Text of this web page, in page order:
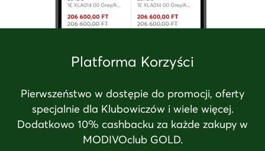
Platforma Korzyści
Pierwszeństwo w dostępie do promocji, oferty
specjalnie dla Klubowiczów i wiele więcej.
Dodatkowo 10% cashbacku za każde zakupy w
MODIVOclub GOLD.